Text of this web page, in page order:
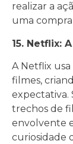
realizar a
uma
15. Netflix:
A Netflix usa
filmes,
expectativa.
trechos de
envolvente
curiosidade